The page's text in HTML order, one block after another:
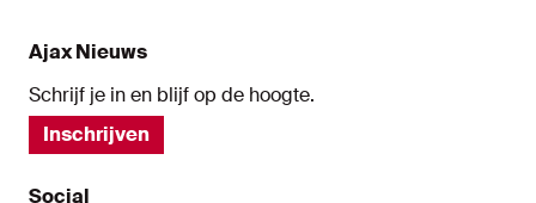
Ajax Nieuws
Schrijf je in en blijf op de hoogte.
Inschrijven
Social